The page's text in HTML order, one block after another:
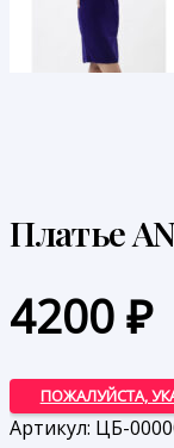
Платье
4200₽
ПОЖАЛУЙСТА,
Артикул: ЦБ-